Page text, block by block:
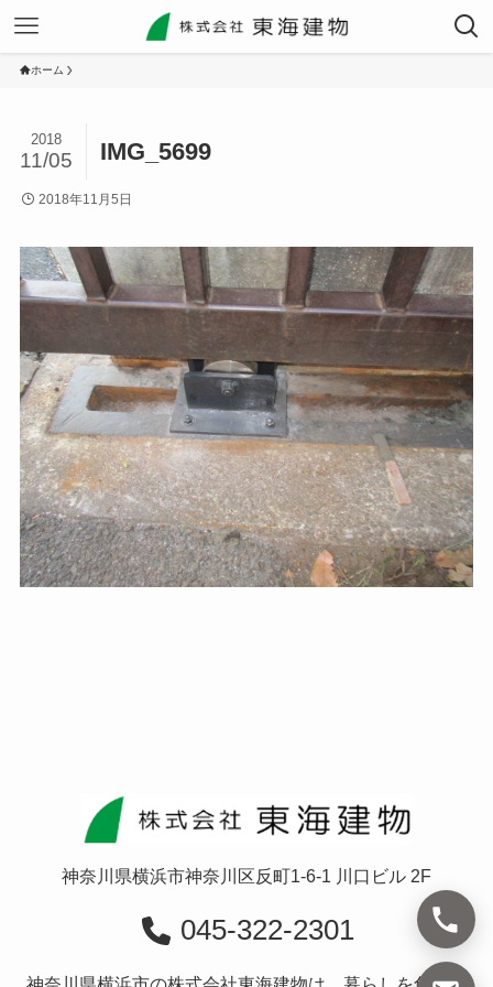
ホーム
IMG_5699
2018
11/05
2018年11月5日
神奈川県横浜市神奈川区反町1-6-1 川口ビル 2F
045-322-2301